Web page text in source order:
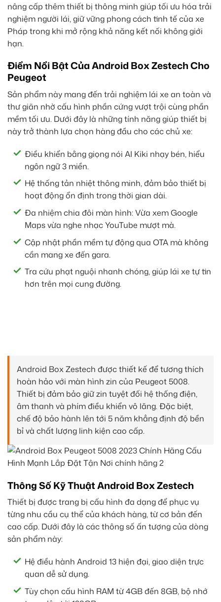
nâng cấp thêm thiết bị thông minh giúp tối ưu hóa trải
nghiệm người lái, giữ vững phong cách tinh tế của xe
Pháp trong khi mở rộng khả năng kết nối không giới
hạn.
Điểm Nổi Bật Của Android Box Zestech Cho
Peugeot
Sản phẩm này mang đến trải nghiệm lái xe an toàn và
thư giãn nhờ cấu hình phần cứng vượt trội cùng phần
mềm tối ưu. Dưới đây là những tính năng giúp thiết bị
này trở thành lựa chọn hàng đầu cho các chủ xe:
Điều khiển bằng giọng nói AI Kiki nhạy bén, hiểu
ngôn ngữ 3 miền.
Hệ thống tản nhiệt thông minh, đảm bảo thiết bị
hoạt động ổn định trong thời gian dài.
Đa nhiệm chia đôi màn hình: Vừa xem Google
Maps vừa nghe nhạc YouTube mượt mà.
Cập nhật phần mềm tự động qua OTA mà không
cần mang xe đến gara.
Tra cứu phạt nguội nhanh chóng, giúp lái xe tự tin
hơn trên mọi cung đường.
Android Box Zestech được thiết kế để tương thích
hoàn hảo với màn hình zin của Peugeot 5008.
Thiết bị đảm bảo giữ zin tuyệt đối hệ thống điện,
âm thanh và phím điều khiển vô lăng. Đặc biệt,
chế độ bảo hành lên tới 5 năm khẳng định độ bền
bỉ và chất lượng linh kiện cao cấp.
Thông Số Kỹ Thuật Android Box Zestech
Thiết bị được trang bị cấu hình đa dạng để phục vụ
từng nhu cầu cụ thể của khách hàng, từ cơ bản đến
cao cấp. Dưới đây là các thông số ấn tượng của dòng
sản phẩm này:
Hệ điều hành Android 13 hiện đại, giao diện trực
quan dễ sử dụng.
Tùy chọn cấu hình RAM từ 4GB đến 8GB, bộ nhớ